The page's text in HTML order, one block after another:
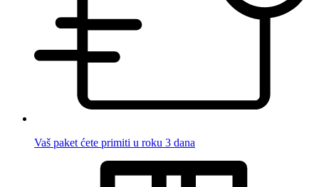
Vaš paket ćete primiti u roku 3 dana